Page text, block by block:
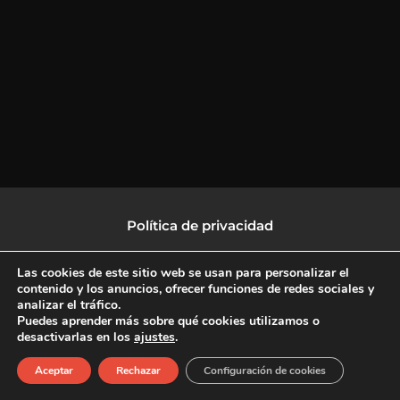
Política de privacidad
Política de protección de datos
F
a
c
X
-
L
i
n
I
n
s
Copyright © 2026 CulturalTV
Las cookies de este sitio web se usan para personalizar el
contenido y los anuncios, ofrecer funciones de redes sociales y
analizar el tráfico.
Puedes aprender más sobre qué cookies utilizamos o
desactivarlas en los ajustes.
Aceptar Rechazar Configuración de cookies